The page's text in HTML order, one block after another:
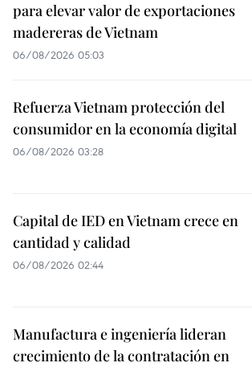
para elevar valor de exportaciones
madereras de Vietnam
06/08/2026 05:03
Refuerza Vietnam protección del
consumidor en la economía digital
06/08/2026 03:28
Capital de IED en Vietnam crece en
cantidad y calidad
06/08/2026 02:44
Manufactura e ingeniería lideran
crecimiento de la contratación en